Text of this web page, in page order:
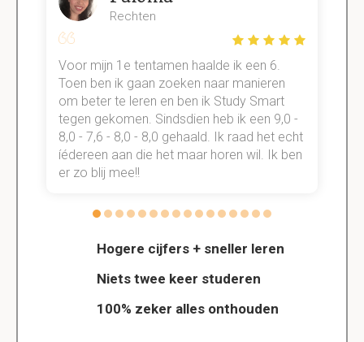
Hogere cijfers + sneller leren
Niets twee keer studeren
100% zeker alles onthouden
Rechten
Voor mijn 1e tentamen haalde ik een 6.
Toen ben ik gaan zoeken naar manieren
om beter te leren en ben ik Study Smart
tegen gekomen. Sindsdien heb ik een 9,0 -
8,0 - 7,6 - 8,0 - 8,0 gehaald. Ik raad het echt
íédereen aan die het maar horen wil. Ik ben
er zo blij mee!!